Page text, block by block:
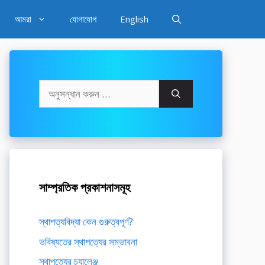
আমরা যোগাযোগ English
সাম্প্রতিক প্রকাশনাসমূহ
স্থাপত্যবিদ্যা কেন গুরুত্বপূর্ণ?
ভবিষ্যতের স্থাপত্যের সম্ভাবনা
স্থাপত্যের চ্যালেঞ্জ